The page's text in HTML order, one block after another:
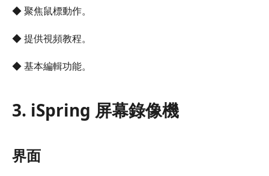
◆ 聚焦鼠標動作。
◆ 提供視頻教程。
◆ 基本編輯功能。
3. iSpring 屏幕錄像機
界面